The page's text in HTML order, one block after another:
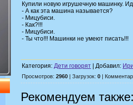
Купили новую игрушечную машинку.
- А как эта машина называется?
- Мицубиси.
- Как?!!!
- Мицубиси.
- Ты что!!! Машинки не умеют писать!!!
Категория: Дети говорят | Добавил:
Просмотров: 2960 | Загрузок: 0 |
Рекомендуем